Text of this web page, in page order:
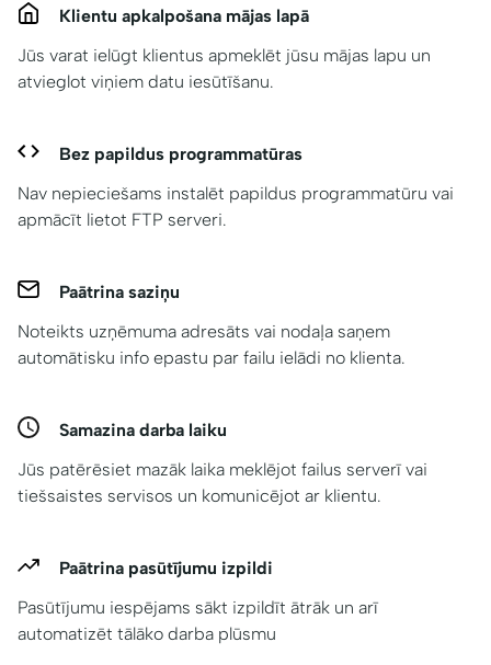
Klientu apkalpošana mājas lapā
Jūs varat ielūgt klientus apmeklēt jūsu mājas lapu un
atvieglot viņiem datu iesūtīšanu.
Bez papildus programmatūras
Nav nepieciešams instalēt papildus programmatūru vai
apmācīt lietot FTP serveri.
Paātrina saziņu
Noteikts uzņēmuma adresāts vai nodaļa saņem
automātisku info epastu par failu ielādi no klienta.
Samazina darba laiku
Jūs patērēsiet mazāk laika meklējot failus serverī vai
tiešsaistes servisos un komunicējot ar klientu.
Paātrina pasūtījumu izpildi
Pasūtījumu iespējams sākt izpildīt ātrāk un arī
automatizēt tālāko darba plūsmu